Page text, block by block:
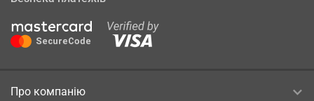
Про компанію